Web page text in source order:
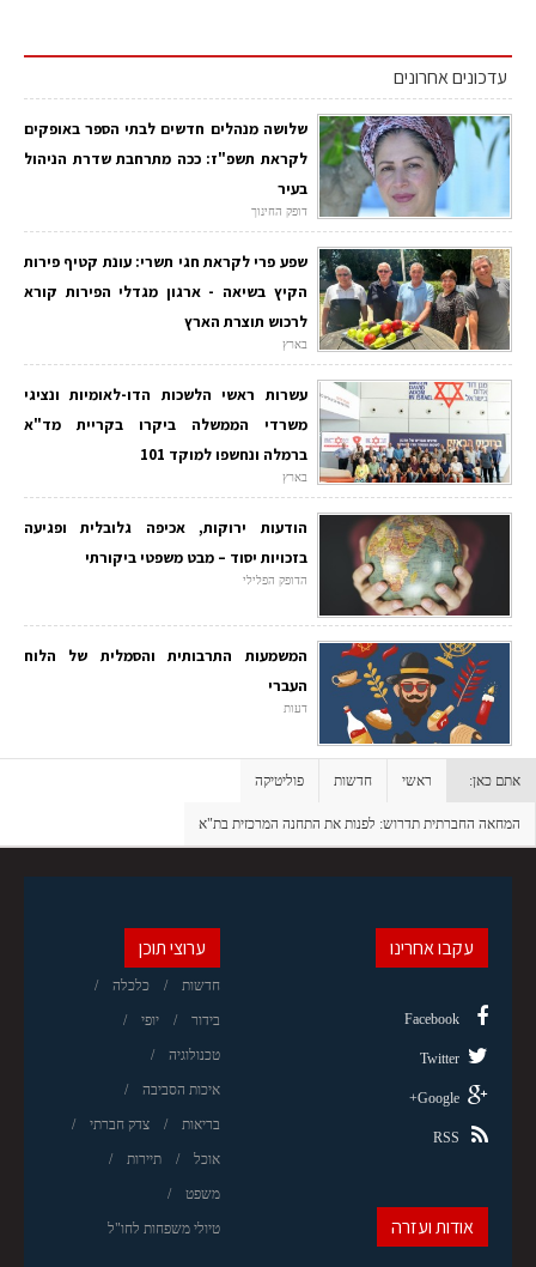
עדכונים אחרונים
שלושה מנהלים חדשים לבתי הספר באופקים
לקראת תשפ"ז: ככה מתרחבת שדרת הניהול
בעיר
דופק החינוך
שפע פרי לקראת חגי תשרי: עונת קטיף פירות
הקיץ בשיאה - ארגון מגדלי הפירות קורא
לרכוש תוצרת הארץ
בארץ
עשרות ראשי הלשכות הדו-לאומיות ונציגי
משרדי הממשלה ביקרו בקריית מד"א
ברמלה ונחשפו למוקד 101
בארץ
הודעות ירוקות, אכיפה גלובלית ופגיעה
בזכויות יסוד – מבט משפטי ביקורתי
הדופק הפלילי
המשמעות התרבותית והסמלית של הלוח
העברי
דעות
אתם כאן: ראשי חדשות פוליטיקה
המחאה החברתית תדרוש: לפנות את התחנה המרכזית בת"א
ערוצי תוכן
חדשות כלכלה
בידור יופי
טכנולוגיה
איכות הסביבה
בריאות צדק חברתי
אוכל תיירות
משפט
טיולי משפחות לחו"ל
עקבו אחרינו
Facebook
Twitter
Google+
RSS
אודות ועזרה